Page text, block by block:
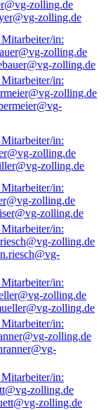
zolling.de
zolling.de
zolling.de
zolling.de
zolling.de
zolling.de